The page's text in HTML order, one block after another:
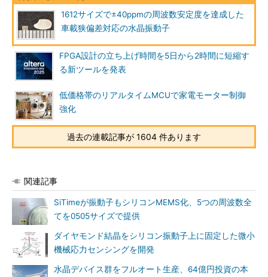
1612サイズで±40ppmの周波数安定度を達成した
車載狭偏差対応の水晶振動子
FPGA設計の立ち上げ時間を5日から2時間に短縮す
る新ツールを発表
低価格帯のリアルタイムMCUで家電モーター制御
強化
過去の連載記事が 1604 件あります
関連記事
SiTimeが振動子もシリコンMEMS化、5つの周波数全
てを0505サイズで提供
ダイヤモンド結晶をシリコン振動子上に固定した微小
機械応力センシングを開発
水晶デバイス群をフルオート生産、64億円投資の本